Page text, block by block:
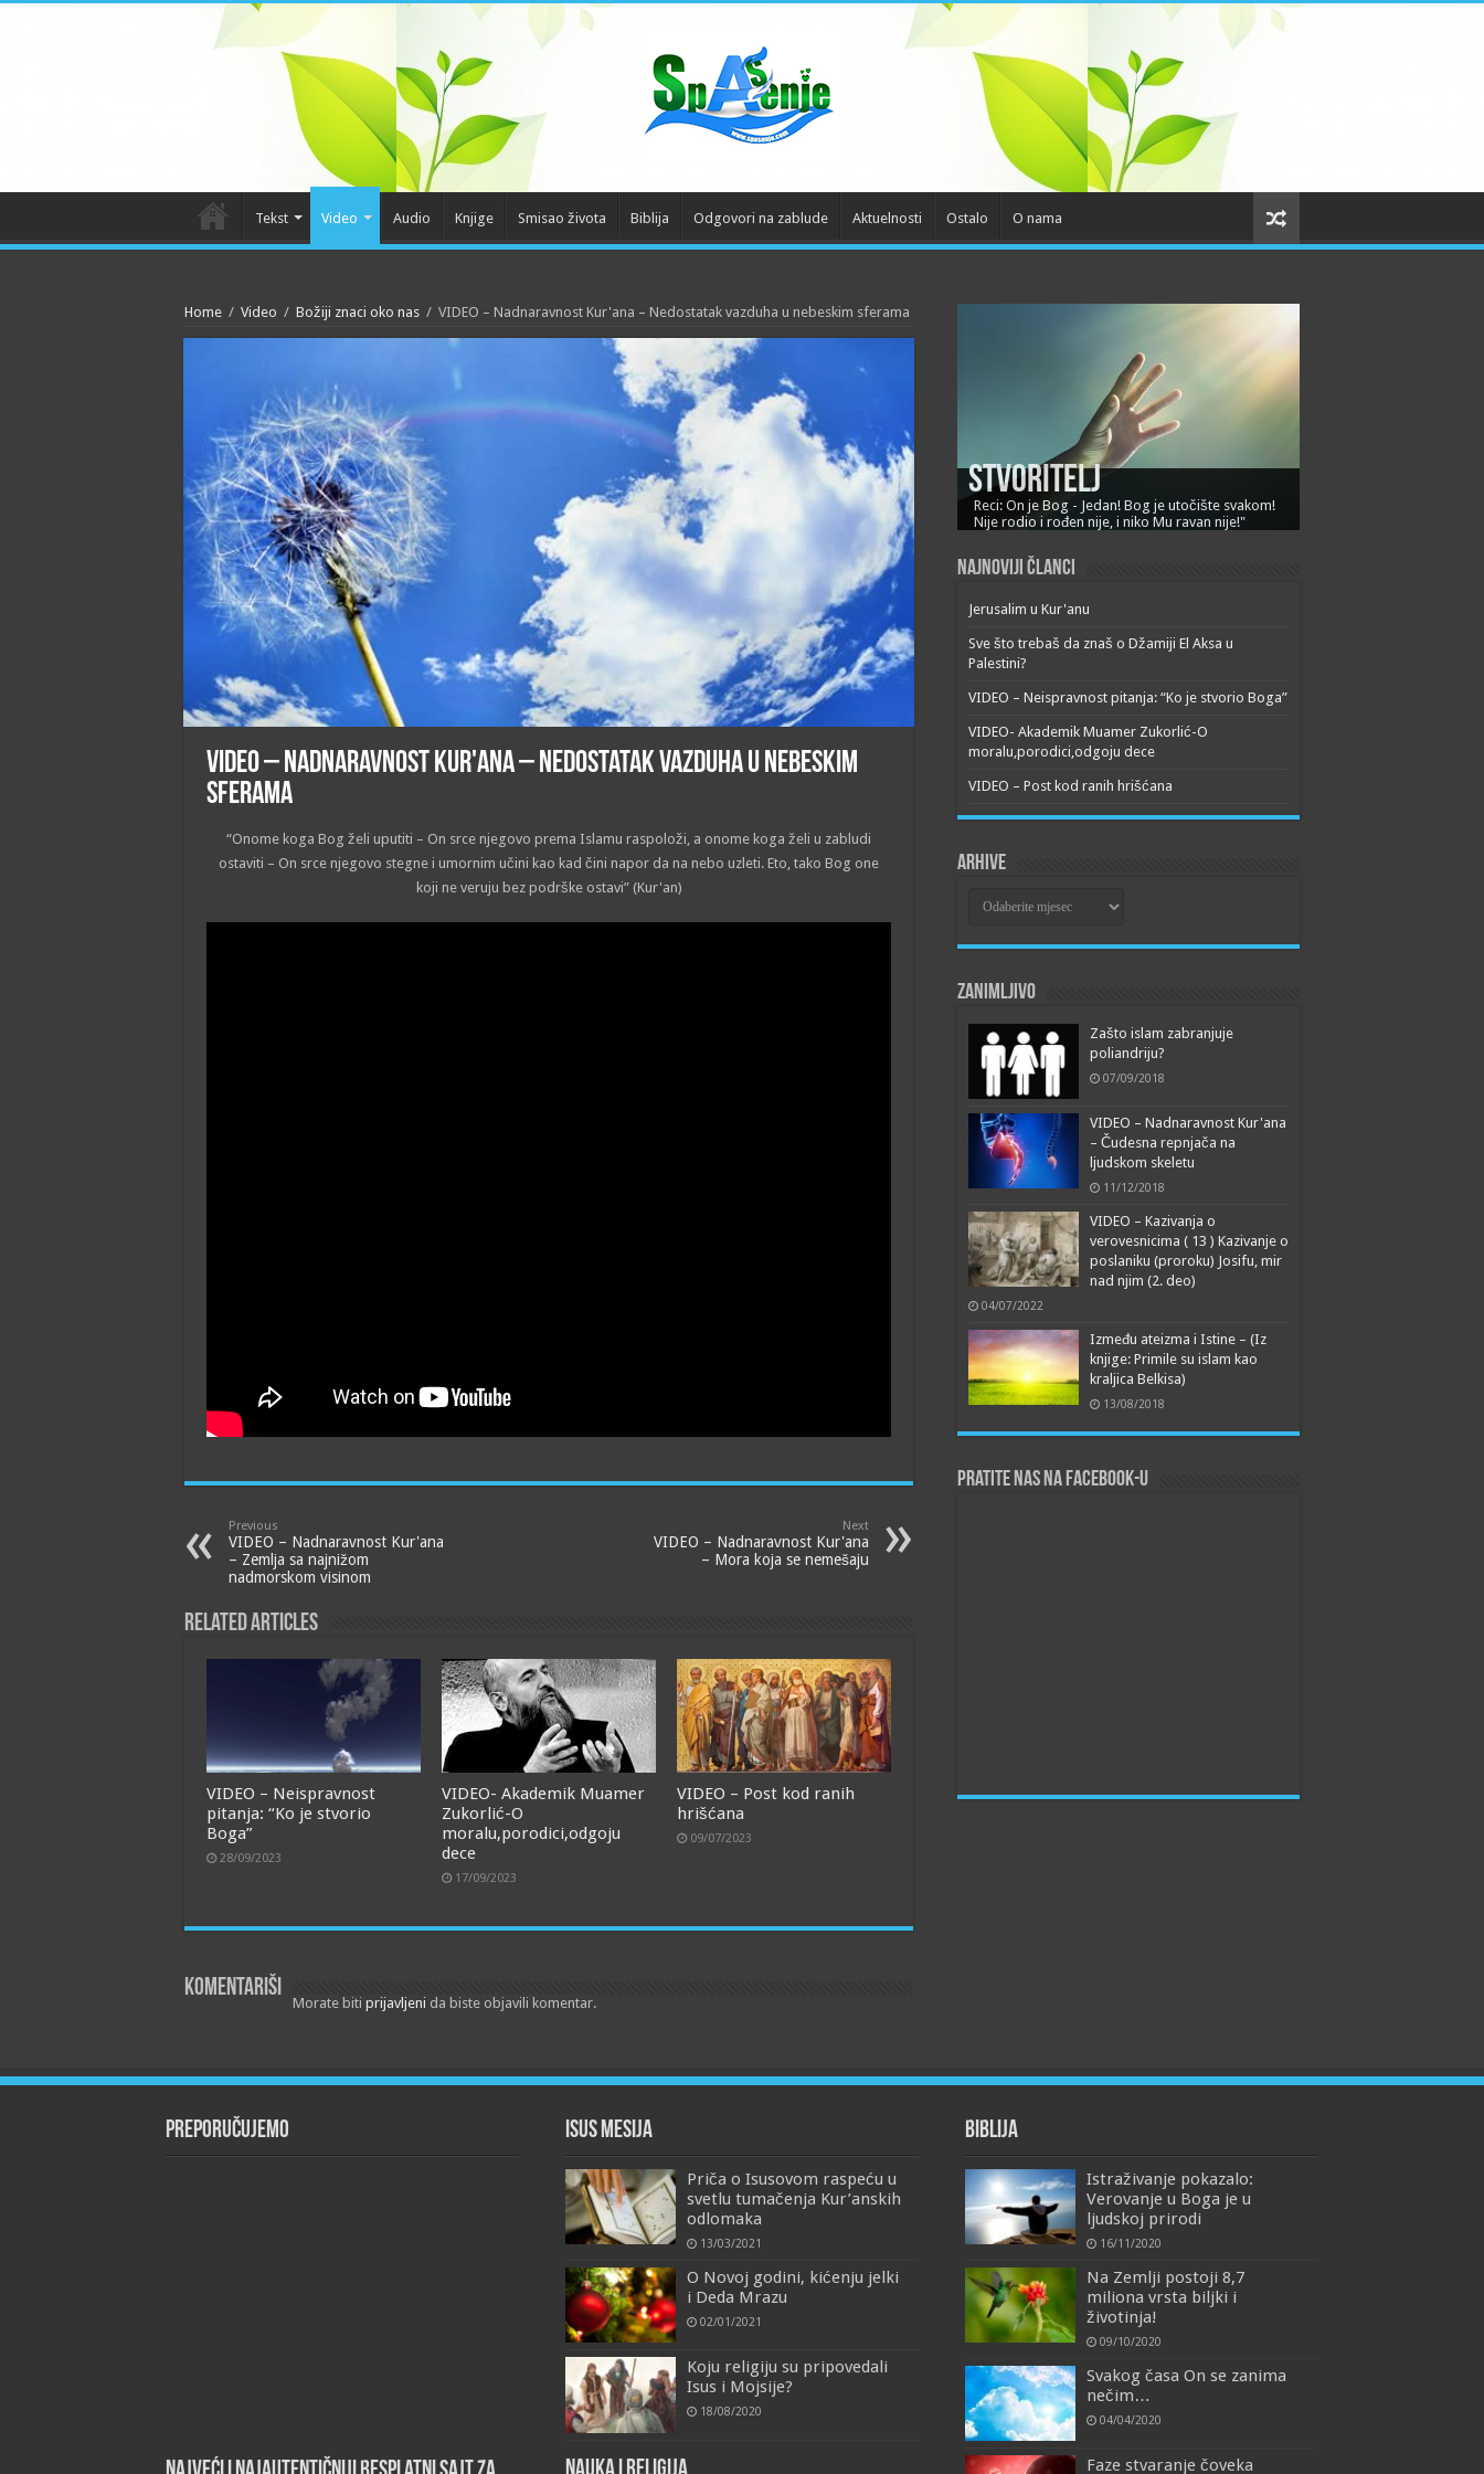
Tekst Video Audio Knjige Smisao života Biblija Odgovori na zablude Aktuelnosti Ostalo O nama
Home / Video / Božiji znaci oko nas / VIDEO – Nadnaravnost Kur'ana – Nedostatak vazduha u nebeskim sferama
VIDEO – Nadnaravnost Kur'ana – Nedostatak vazduha u nebeskim
sferama
“Onome koga Bog želi uputiti – On srce njegovo prema Islamu raspoloži, a onome koga želi u zabludi
ostaviti – On srce njegovo stegne i umornim učini kao kad čini napor da na nebo uzleti. Eto, tako Bog one
koji ne veruju bez podrške ostavi” (Kur'an)
Previous
VIDEO – Nadnaravnost Kur'ana
– Zemlja sa najnižom
nadmorskom visinom
Next
VIDEO – Nadnaravnost Kur'ana
– Mora koja se nemešaju
Related Articles
VIDEO – Neispravnost
pitanja: “Ko je stvorio
Boga”
28/09/2023
VIDEO- Akademik Muamer
Zukorlić-O
moralu,porodici,odgoju
dece
17/09/2023
VIDEO – Post kod ranih
hrišćana
09/07/2023
Komentariši
Morate biti prijavljeni da biste objavili komentar.
Stvoritelj
Reci: On je Bog - Jedan! Bog je utočište svakom!
Nije rodio i rođen nije, i niko Mu ravan nije!"
Najnoviji članci
Jerusalim u Kur'anu
Sve što trebaš da znaš o Džamiji El Aksa u
Palestini?
VIDEO – Neispravnost pitanja: “Ko je stvorio Boga”
VIDEO- Akademik Muamer Zukorlić-O
moralu,porodici,odgoju dece
VIDEO – Post kod ranih hrišćana
Arhive
Zanimljivo
Zašto islam zabranjuje
poliandriju?
07/09/2018
VIDEO – Nadnaravnost Kur'ana
– Čudesna repnjača na
ljudskom skeletu
11/12/2018
VIDEO – Kazivanja o
verovesnicima ( 13 ) Kazivanje o
poslaniku (proroku) Josifu, mir
nad njim (2. deo)
04/07/2022
Između ateizma i Istine – (Iz
knjige: Primile su islam kao
kraljica Belkisa)
13/08/2018
Pratite nas na Facebook-u
Preporučujemo Isus Mesija
Priča o Isusovom raspeću u
svetlu tumačenja Kur’anskih
odlomaka
13/03/2021
O Novoj godini, kićenju jelki
i Deda Mrazu
02/01/2021
Koju religiju su pripovedali
Isus i Mojsije?
18/08/2020
Biblija
Istraživanje pokazalo:
Verovanje u Boga je u
ljudskoj prirodi
16/11/2020
Na Zemlji postoji 8,7
miliona vrsta biljki i
životinja!
09/10/2020
Svakog časa On se zanima
nečim…
04/04/2020
Faze stvaranje čoveka